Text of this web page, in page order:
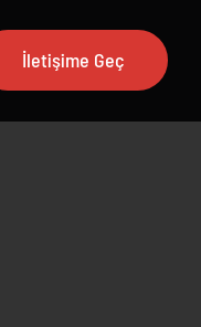
İletişime Geç